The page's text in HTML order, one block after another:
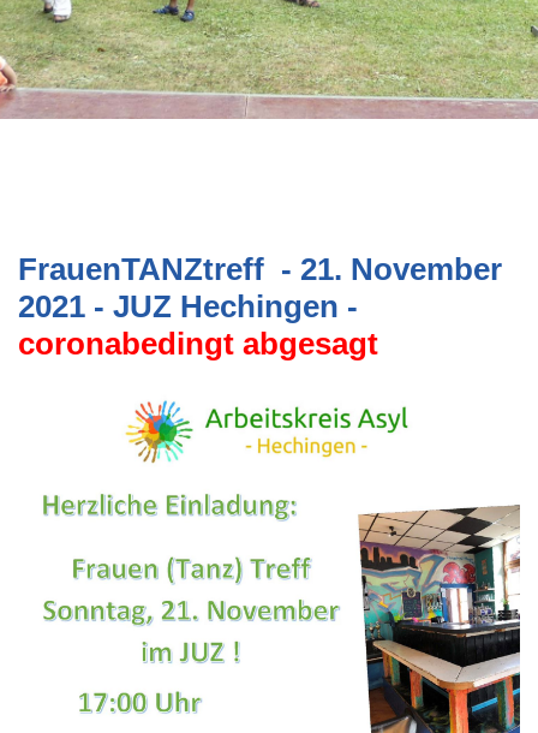
FrauenTANZtreff - 21. November
2021 - JUZ Hechingen -
coronabedingt abgesagt